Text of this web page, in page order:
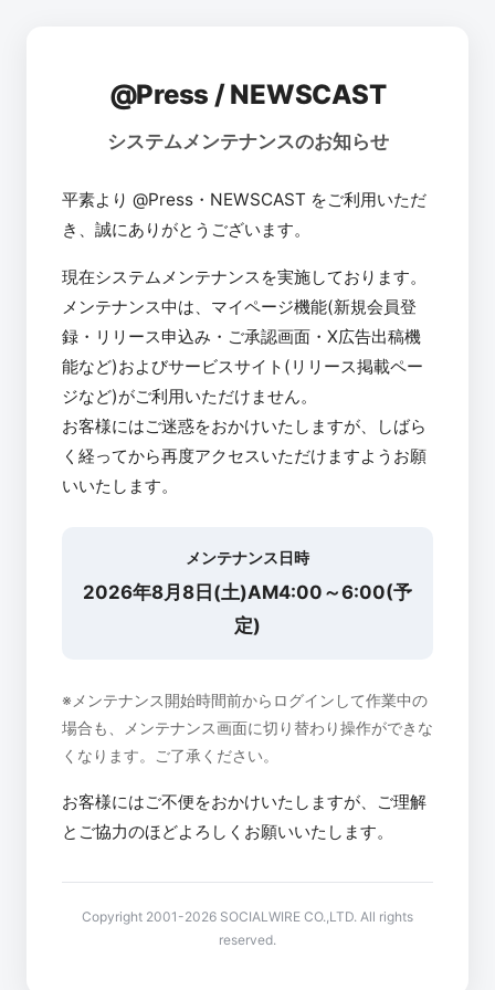
@Press / NEWSCAST
システムメンテナンスのお知らせ
平素より @Press・NEWSCAST をご利用いただ
き、誠にありがとうございます。
現在システムメンテナンスを実施しております。
メンテナンス中は、マイページ機能(新規会員登
録・リリース申込み・ご承認画面・X広告出稿機
能など)およびサービスサイト(リリース掲載ペー
ジなど)がご利用いただけません。
お客様にはご迷惑をおかけいたしますが、しばら
く経ってから再度アクセスいただけますようお願
いいたします。
メンテナンス日時
2026年8月8日(土)AM4:00～6:00(予
定)
※メンテナンス開始時間前からログインして作業中の
場合も、メンテナンス画面に切り替わり操作ができな
くなります。ご了承ください。
お客様にはご不便をおかけいたしますが、ご理解
とご協力のほどよろしくお願いいたします。
Copyright 2001-2026 SOCIALWIRE CO.,LTD. All rights
reserved.